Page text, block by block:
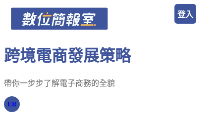
登入
跨境電商發展策略
帶你一步步了解電子商務的全貌
ER